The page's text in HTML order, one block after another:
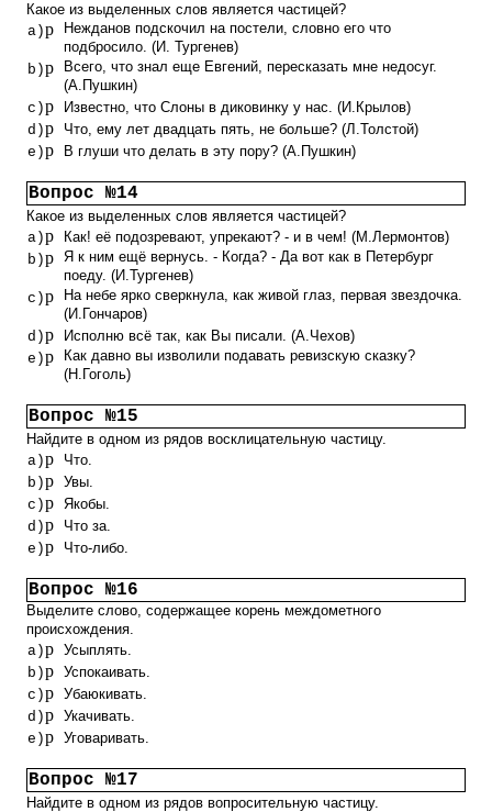
Какое из выделенных слов является частицей?
a)p
Нежданов подскочил на постели, словно его что
подбросило. (И. Тургенев)
b)p
Всего, что знал еще Евгений, пересказать мне недосуг.
(А.Пушкин)
c)p
Известно, что Слоны в диковинку у нас. (И.Крылов)
d)p
Что, ему лет двадцать пять, не больше? (Л.Толстой)
e)p В глуши что делать в эту пору? (А.Пушкин)
Вопрос №14
Какое из выделенных слов является частицей?
a)p
Как! её подозревают, упрекают? - и в чем! (М.Лермонтов)
b)p Я к ним ещё вернусь. - Когда? - Да вот как в Петербург
поеду. (И.Тургенев)
c)p
На небе ярко сверкнула, как живой глаз, первая звездочка.
(И.Гончаров)
d)p
Исполню всё так, как Вы писали. (А.Чехов)
e)p
Как давно вы изволили подавать ревизскую сказку?
(Н.Гоголь)
Вопрос №15
Найдите в одном из рядов восклицательную частицу.
a)p
Что.
b)p Увы.
c)p Якобы.
d)p
Что за.
e)p Что-либо.
Вопрос №16
Выделите слово, содержащее корень междометного
происхождения.
a)p Усыплять.
b)p Успокаивать.
c)p Убаюкивать.
d)p Укачивать.
e)p Уговаривать.
Вопрос №17
Найдите в одном из рядов вопросительную частицу.